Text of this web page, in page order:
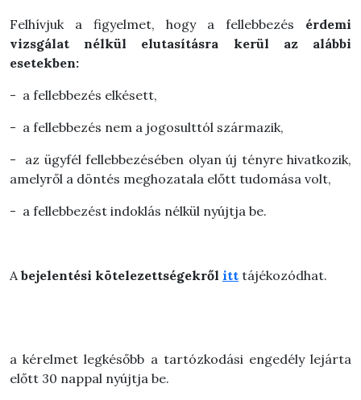
Felhívjuk a figyelmet, hogy a fellebbezés érdemi
vizsgálat nélkül elutasításra kerül az alábbi
esetekben:
- a fellebbezés elkésett,
- a fellebbezés nem a jogosulttól származik,
- az ügyfél fellebbezésében olyan új tényre hivatkozik,
amelyről a döntés meghozatala előtt tudomása volt,
- a fellebbezést indoklás nélkül nyújtja be.
Abejelentési kötelezettségekről itt tájékozódhat.
a kérelmet legkésőbb a tartózkodási engedély lejárta
előtt 30 nappal nyújtja be.